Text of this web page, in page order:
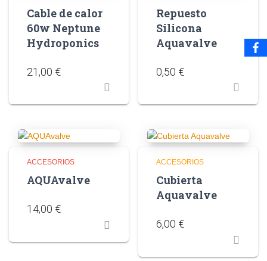
Cable de calor
60w Neptune
Hydroponics
21,00 €
Repuesto
Silicona
Aquavalve
0,50 €
ACCESORIOS
AQUAvalve
14,00 €
ACCESORIOS
Cubierta
Aquavalve
6,00 €